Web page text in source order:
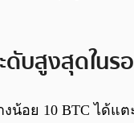
ดับสูงสุดในร
างน้อย 10 BTC